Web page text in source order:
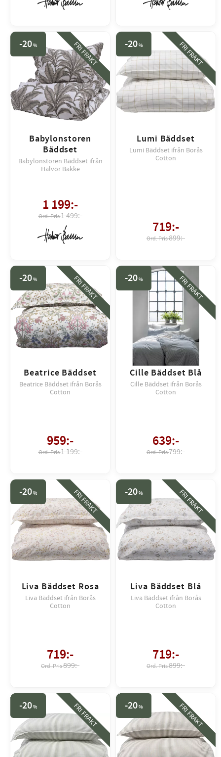
Babylonstoren
Bäddset
Babylonstoren Bäddset ifrån
Halvor Bakke
1 199:-
1 499:-
20% FRI FRAKT
Lumi Bäddset
Lumi Bäddset ifrån Borås
Cotton
719:-
899:-
20% FRI FRAKT
Beatrice Bäddset
Beatrice Bäddset ifrån Borås
Cotton
959:-
1 199:-
20% FRI FRAKT
Cille Bäddset Blå
Cille Bäddset ifrån Borås
Cotton
639:-
799:-
20% FRI FRAKT
Liva Bäddset Rosa
Liva Bäddset ifrån Borås
Cotton
719:-
899:-
20% FRI FRAKT
Liva Bäddset Blå
Liva Bäddset ifrån Borås
Cotton
719:-
899:-
20% FRI FRAKT
20% FRI FRAKT 20% FRI FRAKT